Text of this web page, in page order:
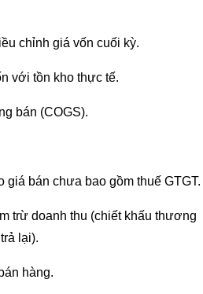
chỉnh giá vốn cuối kỳ.
với tồn kho thực tế.
bán (COGS).
giá bán chưa bao gồm thuế GTGT.
trừ doanh thu (chiết khấu thương
lại).
hàng.